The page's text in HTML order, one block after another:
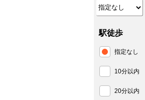
駅徒歩
指定なし
10分以内
20分以内